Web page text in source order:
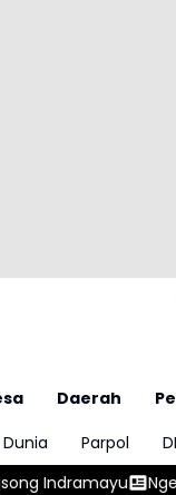
Daerah
Dunia Parpol
Kepala BGN